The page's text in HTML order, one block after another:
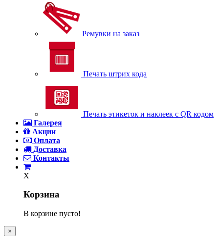
Ремувки на заказ
Печать штрих кода
Печать этикеток и наклеек с QR кодом
Галерея
Акции
Оплата
Доставка
Контакты
X
Корзина
В корзине пусто!
×